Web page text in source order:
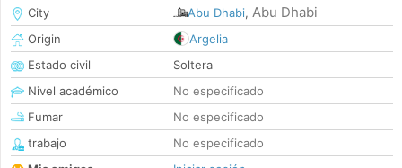
City
Abu Dhabi, Abu Dhabi
Origin
Argelia
Estado civil
Soltera
Nivel académico
No especificado
Fumar
No especificado
trabajo
No especificado